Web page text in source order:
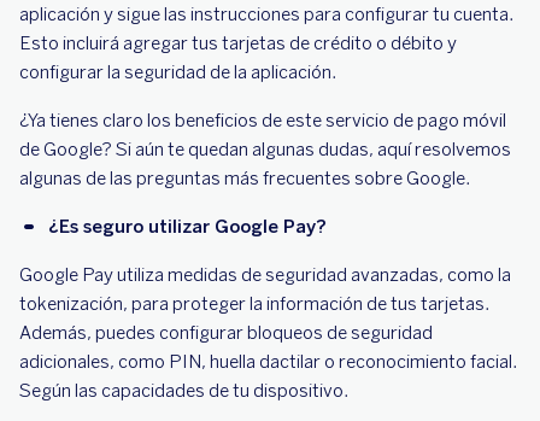
aplicación y sigue las instrucciones para configurar tu cuenta.
Esto incluirá agregar tus tarjetas de crédito o débito y
configurar la seguridad de la aplicación.
¿Ya tienes claro los beneficios de este servicio de pago móvil
de Google? Si aún te quedan algunas dudas, aquí resolvemos
algunas de las preguntas más frecuentes sobre Google.
¿Es seguro utilizar Google Pay?
Google Pay utiliza medidas de seguridad avanzadas, como la
tokenización, para proteger la información de tus tarjetas.
Además, puedes configurar bloqueos de seguridad
adicionales, como PIN, huella dactilar o reconocimiento facial.
Según las capacidades de tu dispositivo.